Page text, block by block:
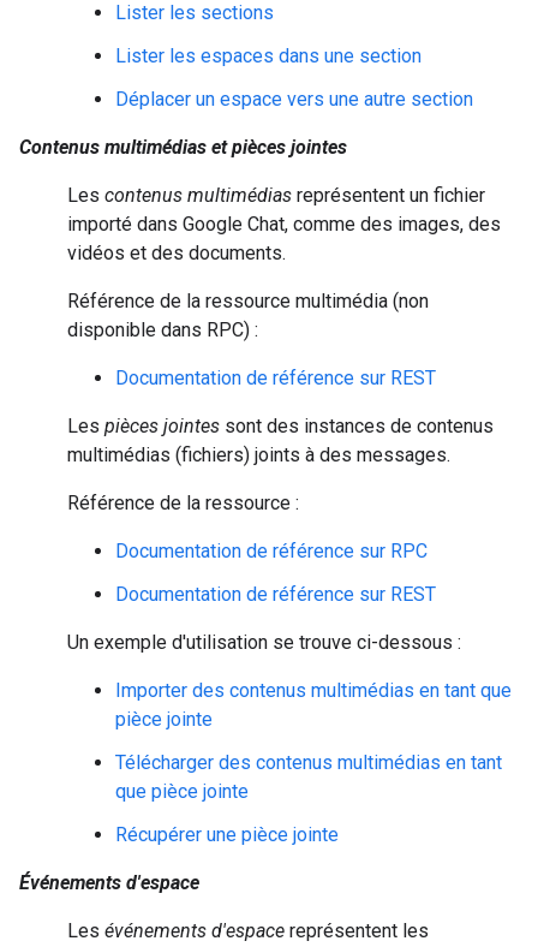
Lister les sections
Lister les espaces dans une section
Déplacer un espace vers une autre section
Contenus multimédias et pièces jointes
Les contenus multimédias représentent un fichier
importé dans Google Chat, comme des images, des
vidéos et des documents.
Référence de la ressource multimédia (non
disponible dans RPC) :
Documentation de référence sur REST
Les pièces jointes sont des instances de contenus
multimédias (fichiers) joints à des messages.
Référence de la ressource :
Documentation de référence sur RPC
Documentation de référence sur REST
Un exemple d'utilisation se trouve ci-dessous :
Importer des contenus multimédias en tant que
pièce jointe
Télécharger des contenus multimédias en tant
que pièce jointe
Récupérer une pièce jointe
Événements d'espace
Les événements d'espace représentent les